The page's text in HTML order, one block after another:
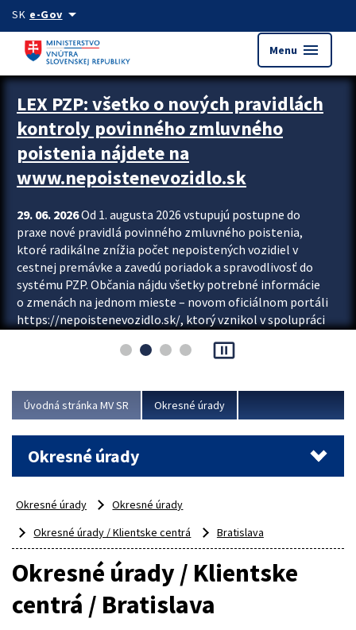
Preskocit na hlavný obsah
SK e-Govarrow_drop_down
Menu menu
Zastavit automatický posun upútavok
LEX PZP: všetko o nových pravidlách
kontroly povinného zmluvného
poistenia nájdete na
www.nepoistenevozidlo.sk
29. 06. 2026Od 1. augusta 2026 vstupujú postupne do
praxe nové pravidlá povinného zmluvného poistenia,
ktoré radikálne znížia počet nepoistených vozidiel v
cestnej premávke a zavedú poriadok a spravodlivosť do
systému PZP. Občania nájdu všetky potrebné informácie
o zmenách na jednom mieste – novom oficiálnom portáli
https://nepoistenevozidlo.sk/, ktorý vznikol v spolupráci
asociácie poisťovní (SLASPO) a Ministerstva vnútra SR.
Viac
pause_presentation
Úvodná stránka MV SR Okresné úrady
Okresné úrady
Okresné úrady
Okresné úrady
Okresné úrady / Klientske centrá
Bratislava
Okresné úrady / Klientske
centrá / Bratislava